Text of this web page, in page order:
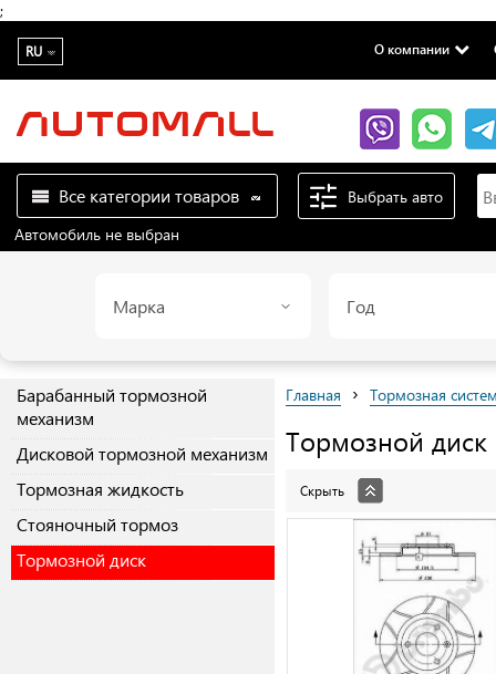
;
RU О компании
Все категории товаров
Выбрать авто
Автомобиль не выбран
Марка Год
Барабанный тормозной
механизм
Дисковой тормозной механизм
Тормозная жидкость
Cтояночный тормоз
Тормозной диск
Главная › Тормозная
Тормозной диск
Скрыть